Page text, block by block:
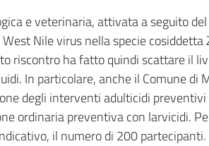
e veterinaria, attivata a seguito
Nile virus nella specie
riscontro ha fatto quindi scattare il
In particolare, anche il Comune
degli interventi adulticidi
ordinaria preventiva con larvicidi.
il numero di 200 partecipanti.